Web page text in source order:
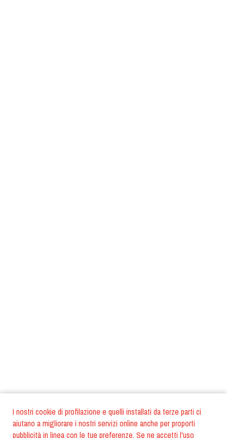
I nostri cookie di profilazione e quelli installati da terze parti ci
aiutano a migliorare i nostri servizi online anche per proporti
pubblicità in linea con le tue preferenze. Se ne accetti l'uso